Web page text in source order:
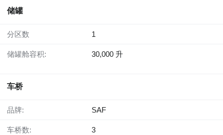
储罐
分区数 1
储罐舱容积: 30,000 升
车桥
品牌: SAF
车桥数: 3